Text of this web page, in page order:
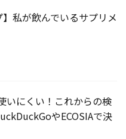
】私が飲んでいるサプリメ
いにくい！これからの検
やECOSIAで決